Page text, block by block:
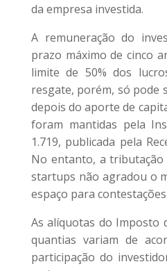
da empresa investida.
A remuneração do
prazo máximo de cinco
limite de 50% dos
resgate, porém, só pode
depois do aporte de
foram mantidas pela
1.719, publicada pela
No entanto, a
startups não agradou o
espaço para
As alíquotas do Imposto
quantias variam de
participação do